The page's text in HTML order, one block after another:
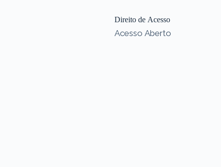
Direito de Acesso
Acesso Aberto